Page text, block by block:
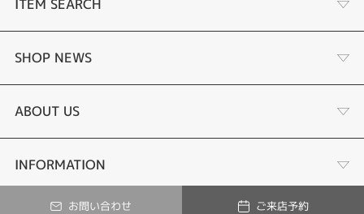
お問い合わせ ご来店予約
ITEM SEARCH
婚約指輪
結婚指輪
あこや真珠ネックレス
黒蝶真珠ネックレス
SHOP NEWS
ジュエリーリフォーム
オーダーメイド
ABOUT US
店舗情報
INFORMATION
© Tesoro-K All Rights Reserved.